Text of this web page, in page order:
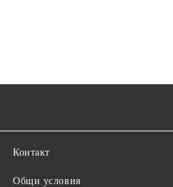
Контакт
Общи условия